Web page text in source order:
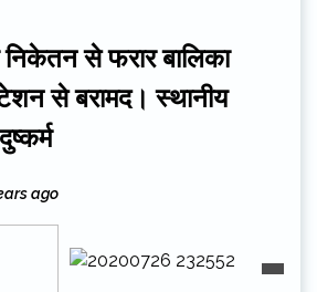
से फरार बालिका
से बरामद। स्थानीय
ago